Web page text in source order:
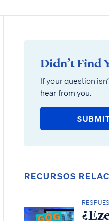
Didn’t Find
If your question
hear from you.
RECURSOS